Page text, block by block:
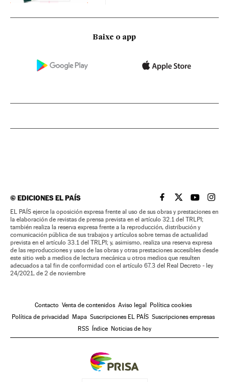
Baixe o app
©EDICIONES EL PAÍS EL PAÍS BRASIL EN
EL PAÍSEL PAÍS
EL
EL PAÍS ejerce la oposición expresa frente al uso de sus obras y prestaciones en
la elaboración de revistas de prensa prevista en el artículo 32.1 del TRLPI;
también realiza la reserva expresa frente a la reproducción, distribución y
comunicación pública de sus trabajos y artículos sobre temas de actualidad
prevista en el artículo 33.1 del TRLPI; y, asimismo, realiza una reserva expresa
de las reproducciones y usos de las obras y otras prestaciones accesibles desde
este sitio web a medios de lectura mecánica u otros medios que resulten
adecuados a tal fin de conformidad con el artículo 67.3 del Real Decreto - ley
24/2021, de 2 de noviembre
Contacto Venta de contenidos Aviso legal
Política cookies
Política de privacidad
Mapa Suscripciones EL PAÍS Suscripciones empresas
RSS
Índice Noticias de hoy